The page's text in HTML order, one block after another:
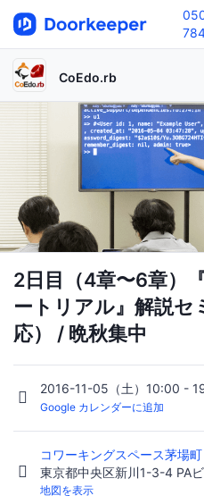
CoEdo.rb
2日目（4章〜6章）
ートリアル』解説セ
応） / 晩秋集中
2016-11-05（土）10:00 -
Google カレンダーに追加
コワーキングスペース茅場
東京都中央区新川1-3-4 PA
地図を表示